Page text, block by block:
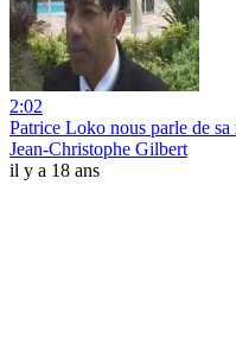
2:02
Patrice Loko nous parle de
Jean-Christophe Gilbert
il y a 18 ans